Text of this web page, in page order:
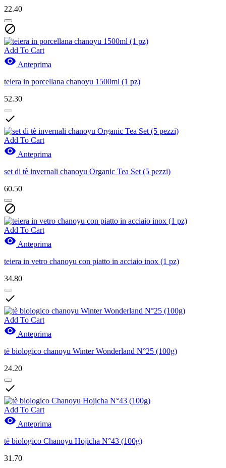
22.40

Add To Cart
 Anteprima
teiera in porcellana chanoyu 1500ml (1 pz)
52.30

Add To Cart
 Anteprima
set di tè invernali chanoyu Organic Tea Set (5 pezzi)
60.50

Add To Cart
 Anteprima
teiera in vetro chanoyu con piatto in acciaio inox (1 pz)
34.80

Add To Cart
 Anteprima
tè biologico chanoyu Winter Wonderland N°25 (100g)
24.20

Add To Cart
 Anteprima
tè biologico Chanoyu Hojicha N°43 (100g)
31.70